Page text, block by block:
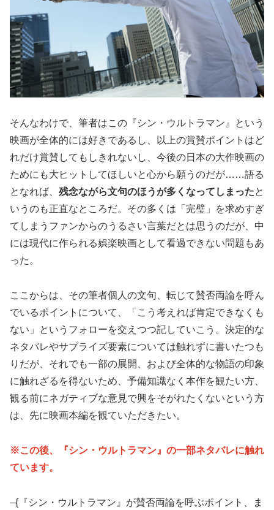
そんなわけで、筆者はこの『シン・ウルトラマン』という
映画が全体的には好きであるし、以上の賞賛ポイントはど
れだけ賞賛してもしきれないし、今後の日本の大作映画の
ためにも大ヒットしてほしいと心から願うのだが……語る
となれば、 残念ながら文句のほうが多くなってしまったと
いうのも正直なところだ。その多くは「完璧」を求めすぎ
てしまうファンからのうるさい言葉だとは思うのだが、中
には現代に作られる娯楽映画として看過できない問題もあ
った。
ここからは、その筆者個人の文句、転じて賛否両論を呼ん
でいるポイントについて、「こう考えれば肯定できなくも
ない」というフォローを交えつつ記していこう。決定的な
ネタバレやサプライズ要素については触れずに書いたつも
りだが、それでも一部の展開、および全体的な物語の印象
に触れざるを得ないため、予備知識なく本作を観たい方、
観る前にネガティブな意見で興をそがれたくないという方
は、先に映画本編を観ていただきたい。
※この後、『シン・ウルトラマン』の一部ネタバレに触れ
ています。
–{『シン・ウルトラマン』が賛否両論を呼ぶポイント、ま